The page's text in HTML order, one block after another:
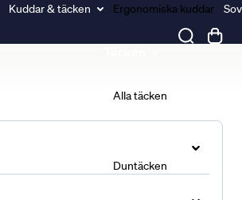
Kuddar & täcken Ergonomiska kuddar
Alla täcken
Duntäcken